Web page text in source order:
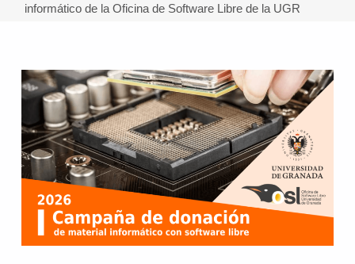
informático de la Oficina de Software Libre de la UGR